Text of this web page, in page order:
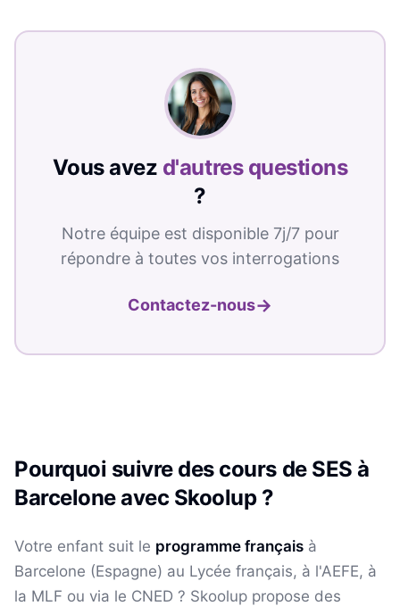
Vous avez d'autres questions
?
Notre équipe est disponible 7j/7 pour
répondre à toutes vos interrogations
Contactez-nous→
Pourquoi suivre des cours de SES à
Barceloneavec Skoolup ?
Votre enfant suit le programme français à
Barcelone (Espagne) au Lycée français, à l'AEFE, à
la MLF ou via le CNED ? Skoolup propose des